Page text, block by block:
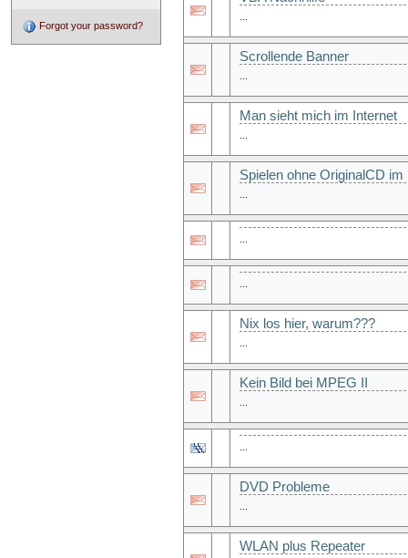
Forgot your password?
...
Scrollende Banner
...
Man sieht mich im Internet
...
Spielen ohne OriginalCD im
...
...
...
Nix los hier, warum???
...
Kein Bild bei MPEG II
...
...
DVD Probleme
...
WLAN plus Repeater